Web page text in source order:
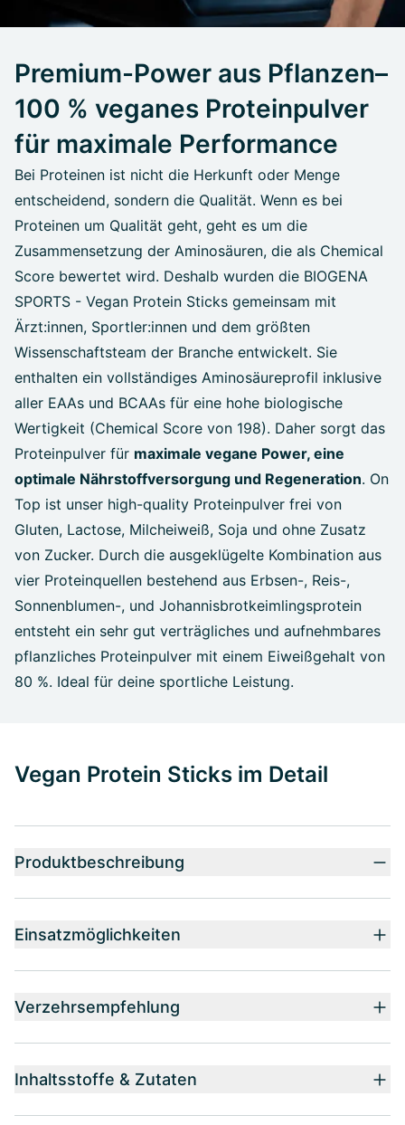
Premium-Power aus Pflanzen–
100 % veganes Proteinpulver
für maximale Performance
Bei Proteinen ist nicht die Herkunft oder Menge
entscheidend, sondern die Qualität. Wenn es bei
Proteinen um Qualität geht, geht es um die
Zusammensetzung der Aminosäuren, die als Chemical
Score bewertet wird. Deshalb wurden die BIOGENA
SPORTS - Vegan Protein Sticks gemeinsam mit
Ärzt:innen, Sportler:innen und dem größten
Wissenschaftsteam der Branche entwickelt. Sie
enthalten ein vollständiges Aminosäureprofil inklusive
aller EAAs und BCAAs für eine hohe biologische
Wertigkeit (Chemical Score von 198). Daher sorgt das
Proteinpulver für maximale vegane Power, eine
optimale Nährstoffversorgung und Regeneration. On
Top ist unser high-quality Proteinpulver frei von
Gluten, Lactose, Milcheiweiß, Soja und ohne Zusatz
von Zucker. Durch die ausgeklügelte Kombination aus
vier Proteinquellen bestehend aus Erbsen-, Reis-,
Sonnenblumen-, und Johannisbrotkeimlingsprotein
entsteht ein sehr gut verträgliches und aufnehmbares
pflanzliches Proteinpulver mit einem Eiweißgehalt von
80 %. Ideal für deine sportliche Leistung.
Vegan Protein Sticks im Detail
Produktbeschreibung
Einsatzmöglichkeiten
Verzehrsempfehlung
Inhaltsstoffe & Zutaten